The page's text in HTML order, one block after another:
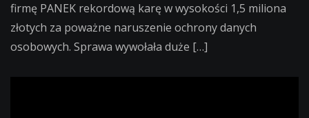
firmę PANEK rekordową karę w wysokości 1,5 miliona
złotych za poważne naruszenie ochrony danych
osobowych. Sprawa wywołała duże […]